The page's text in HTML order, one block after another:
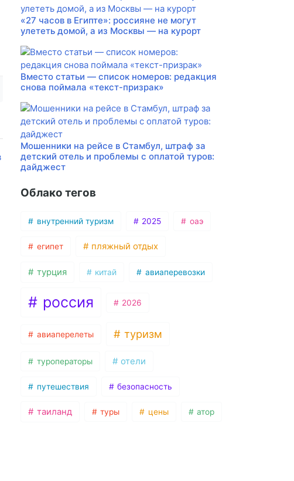
«27 часов в Египте»: россияне не могут
улететь домой, а из Москвы — на курорт
Вместо статьи — список номеров: редакция
снова поймала «текст-призрак»
Мошенники на рейсе в Стамбул, штраф за
детский отель и проблемы с оплатой туров:
дайджест
Облако тегов
внутренний туризм 2025 оаэ
египет пляжный отдых
турция китай авиаперевозки
россия 2026
авиаперелеты туризм
туроператоры отели
путешествия безопасность
таиланд туры цены атор